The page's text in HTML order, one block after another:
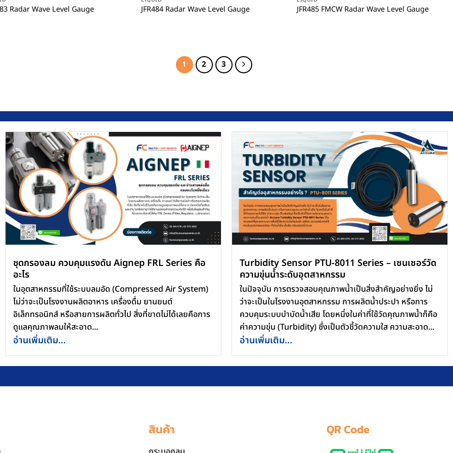
Radar Wave Level Gauge JFR484 Radar Wave Level Gauge JFR485 FMCW Radar Wave Level Gauge
1 2 3
ชุดกรองลม ควบคุมแรงดัน Aignep FRL Series คือ
อะไร
ในอุตสาหกรรมที่ใช้ระบบลมอัด (Compressed Air System)
ไม่ว่าจะเป็นโรงงานผลิตอาหาร เครื่องดื่ม ยานยนต์
อิเล็กทรอนิกส์ หรือสายการผลิตทั่วไป สิ่งที่ขาดไม่ได้เลยคือการ
ดูแลคุณภาพลมให้สะอาด...
อ่านเพิ่มเติม...
Turbidity Sensor PTU-8011 Series – เซนเซอร์วัด
ความขุ่นน้ำระดับอุตสาหกรรม
ในปัจจุบัน การตรวจสอบคุณภาพน้ำเป็นสิ่งสำคัญอย่างยิ่ง ไม่
ว่าจะเป็นในโรงงานอุตสาหกรรม การผลิตน้ำประปา หรือการ
ควบคุมระบบบำบัดน้ำเสีย โดยหนึ่งในค่าที่ใช้วัดคุณภาพน้ำก็คือ
ค่าความขุ่น (Turbidity) ซึ่งเป็นตัวชี้วัดความใส ความสะอาด...
อ่านเพิ่มเติม...
สินค้า QR Code